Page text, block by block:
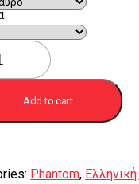
Add to cart
Phantom,